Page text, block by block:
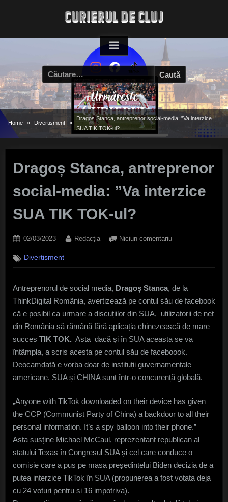
Caută
după:
Home Divertisment
Dragoș Stanca, antreprenor social-media: ”Va interzice
SUA TIK TOK-ul?
Dragoș Stanca, antreprenor
social-media: ”Va interzice
SUA TIK TOK-ul?
Posted
02/03/2023 By
Redacția Niciun comentariula
antreprenor
media:
”Va
interzice
SUA
ul?
Divertisment
Antreprenorul de social media, Dragoș Stanca, de la
ThinkDigital România, avertizează pe contul său de facebook
că e posibil ca urmare a discuțiilor din SUA, utilizatorii de net
din România să rămână fără aplicația chinezească de mare
succes TIK TOK. Asta dacă și în SUA aceasta se va
întâmpla, a scris acesta pe contul său de faceboook.
Deocamdată e vorba doar de instituții guvernamentale
americane. SUA și CHINA sunt într-o concurență globală.
„Anyone with TikTok downloaded on their device has given
the CCP (Communist Party of China) a backdoor to all their
personal information. It’s a spy balloon into their phone.”
Asta susține Michael McCaul, reprezentant republican al
statului Texas în Congresul SUA și cel care conduce o
comisie care a pus pe masa președintelui Biden decizia de a
putea interzice TikTok în SUA (propunerea a fost votata deja
cu 24 voturi pentru si 16 impotriva).